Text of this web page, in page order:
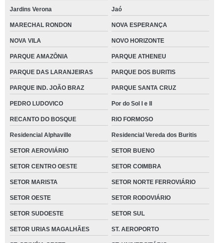
Jardins Verona Jaó
MARECHAL RONDON NOVA ESPERANÇA
NOVA VILA NOVO HORIZONTE
PARQUE AMAZÔNIA PARQUE ATHENEU
PARQUE DAS LARANJEIRAS PARQUE DOS BURITIS
PARQUE IND. JOÃO BRAZ PARQUE SANTA CRUZ
PEDRO LUDOVICO Por do Sol I e II
RECANTO DO BOSQUE RIO FORMOSO
Residencial Alphaville Residencial Vereda dos Buritis
SETOR AEROVIÁRIO SETOR BUENO
SETOR CENTRO OESTE SETOR COIMBRA
SETOR MARISTA SETOR NORTE FERROVIÁRIO
SETOR OESTE SETOR RODOVIÁRIO
SETOR SUDOESTE SETOR SUL
SETOR URIAS MAGALHÃES ST. AEROPORTO